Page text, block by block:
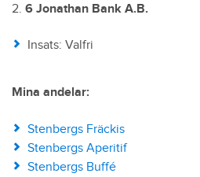
2. 6 Jonathan Bank A.B.
Insats: Valfri
Mina andelar:
Stenbergs Fräckis
Stenbergs Aperitif
Stenbergs Buffé